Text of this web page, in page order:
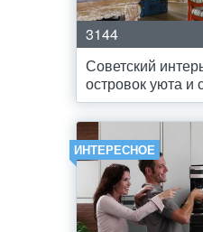
3144
Советский
островок уюта и
ИНТЕРЕСНОЕ